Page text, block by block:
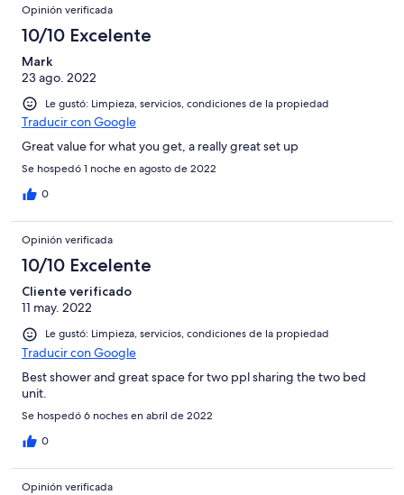
Opinión verificada
10/10 Excelente
Mark
23 ago. 2022
Le gustó: Limpieza, servicios, condiciones de la propiedad
Traducir con Google
Great value for what you get, a really great set up
Se hospedó 1 noche en agosto de 2022
0
Opinión verificada
10/10 Excelente
Cliente verificado
11 may. 2022
Le gustó: Limpieza, servicios, condiciones de la propiedad
Traducir con Google
Best shower and great space for two ppl sharing the two bed
unit.
Se hospedó 6 noches en abril de 2022
0
Opinión verificada